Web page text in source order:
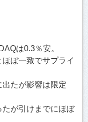
は0.3％安。
ぼ一致でサプライ
たが影響は限定
が引けまでにほぼ